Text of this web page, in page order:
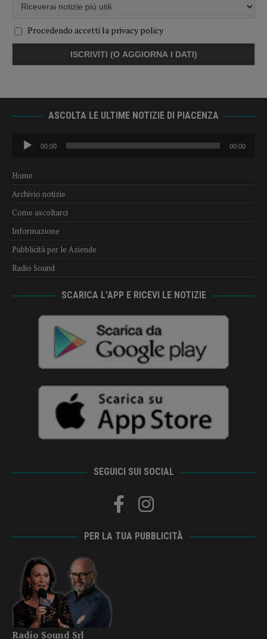
Procedendo accetti la privacy policy
ASCOLTA LE ULTIME NOTIZIE DI PIACENZA
Audio
Player
00:00 00:00
Home
Archivio notizie
Come ascoltarci
Informazione
Pubblicità per le Aziende
Radio Sound
SCARICA L’APP E RICEVI LE NOTIZIE
SEGUICI SUI SOCIAL
PER LA TUA PUBBLICITÀ
Radio Sound Srl